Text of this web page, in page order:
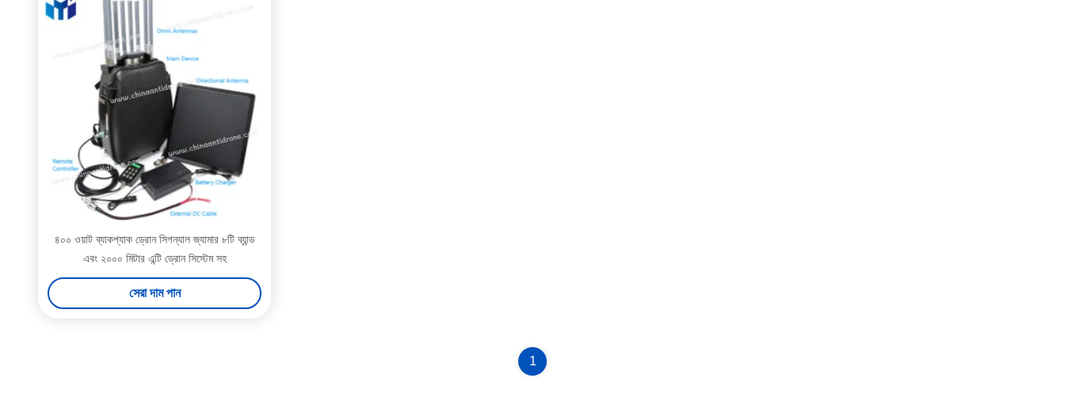
৪০০ ওয়াট ব্যাকপ্যাক ড্রোন সিগন্যাল জ্যামার ৮টি ব্যান্ড
এবং ২০০০ মিটার এন্টি ড্রোন সিস্টেম সহ
সেরা দাম পান
1